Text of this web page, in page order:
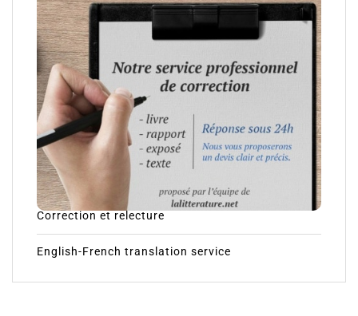
Correction et relecture
English-French translation service